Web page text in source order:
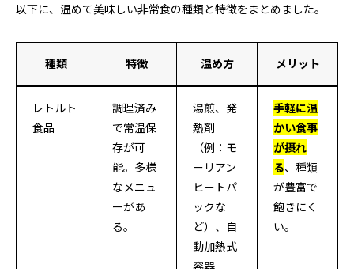
以下に、温めて美味しい非常食の種類と特徴をまとめました。
種類 特徴 温め方 メリット
レトルト
食品
調理済み
で常温保
存が可
能。多様
なメニュ
ーがあ
る。
湯煎、発
熱剤
（例： モ
ーリアン
ヒートパ
ックな
ど）、自
動加熱式
手軽に温
かい食事
が摂れ
る、種類
が豊富で
飽きにく
い。